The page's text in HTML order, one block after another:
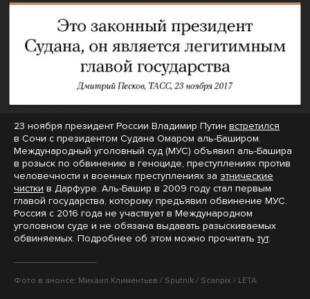
23 ноября президент России Владимир Путин встретился
в Сочи с президентом Судана Омаром аль-Баширом.
Международный уголовный суд (МУС) объявил аль-Башира
в розыск по обвинению в геноциде, преступлениях против
человечности и военных преступлениях за этнические
чистки в Дарфуре. Аль-Башир в 2009 году стал первым
главой государства, которому предъявил обвинение МУС.
Россия с 2016 года не участвует в Международном
уголовном суде и не обязана выдавать разыскиваемых
обвиняемых. Подробнее об этом можно прочитать тут.
Фото в анонсе: Михаил Климентьев / Sputnik / Scanpix / LETA